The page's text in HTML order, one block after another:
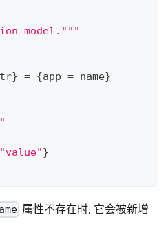
model."""
} = {app = name}
"value"}
属性不存在时, 它会被新增